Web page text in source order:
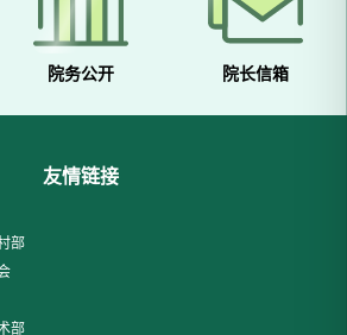
院务公开 院长信箱
友情链接
部
部